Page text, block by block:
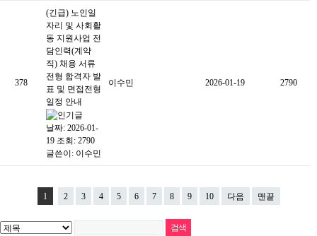
378
(긴급) 노인일
자리 및 사회활
동 지원사업 전
담인력(계약
직) 채용 서류
전형 합격자 발
표 및 면접전형
일정 안내
날짜: 2026-01-
19 조회: 2790
글쓴이: 이수민
이수민 2026-01-19 2790
1 2 3 4 5 6 7 8 9 10 다음 맨끝